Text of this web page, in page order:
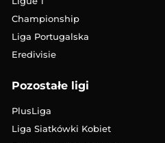
Championship
Liga Portugalska
Eredivisie
Pozostałe ligi
PlusLiga
Liga Siatkówki Kobiet